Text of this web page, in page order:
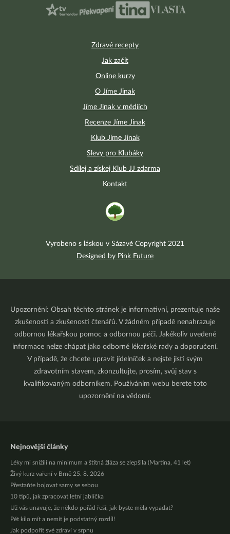
Zdravé recepty
Jak začít
Online kurzy
O Jíme Jinak
Jíme Jinak v médiích
Recenze Jíme Jinak
Klub Jíme Jinak
Slevy pro Klubáky
Sdílej a získej Klub JJ zdarma
Kontakt
Vyrobeno s láskou v Sázavě Copyright 2021
Designed by Pink Future
Upozornění: Obsah těchto stránek je informativní, prezentuje naše
zkušenosti a zkušenosti čtenářů. V žádném případě nenahrazuje
odbornou lékařskou pomoc a odbornou péči. Jakékoliv uvedené
informace nelze chápat jako odborné lékařské rady a doporučení.
V případě, že chcete upravit jídelníček a nejste jistí svým
zdravotním stavem, zkonzultujte, prosím, svůj stav s
kvalifikovaným odborníkem. Používáním webu berete toto
upozornění na vědomí.
Nejnovější články
Léky mi snížili na minimum a štítná žláza se zlepšila (Martina, 41 let)
Živý kurz vaření v Brně 25. 8. 2026
Přestaňte bojovat samy se sebou
10 tipů, jak zpracovat letní jablíčka
Už vás unavuje, že někdo pořád řeší, jak byste měla vypadat?
Pět kilo mít a nemít je podstatný rozdíl!
Jak podpořit své zdraví v srpnu